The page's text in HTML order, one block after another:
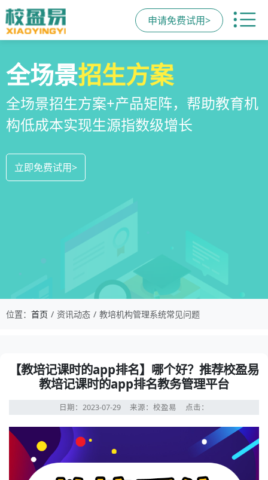
申请免费试用>
校区运营管理系统
教培机构数字化全场景运营管理系统，
全方位解决学校经营管理难题
立即免费试用>
全场景招生方案
全场景招生方案+产品矩阵，帮助教育机
构低成本实现生源指数级增长
立即免费试用>
教培机构小程序
一部手机链接机构、学员、家长，管理
更便捷，互动零距离，体验更满意
立即免费试用>
位置： 首页 资讯动态 教培机构管理系统常见问题
【教培记课时的app排名】哪个好？推荐校盈易
教培记课时的app排名教务管理平台
日期：2023-07-29 来源：校盈易 点击：